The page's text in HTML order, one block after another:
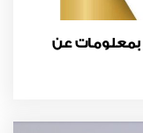
بمعلومات عن